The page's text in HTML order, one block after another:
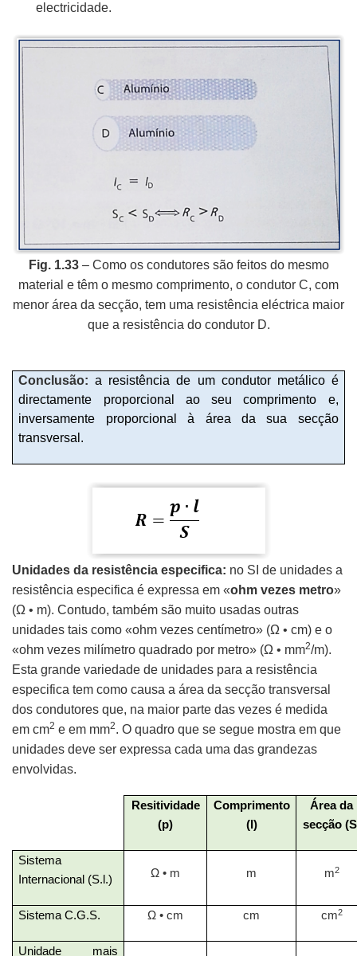
electricidade.
Fig. 1.33– Como os condutores são feitos do mesmo
material e têm o mesmo comprimento, o condutor C, com
menor área da secção, tem uma resistência eléctrica maior
que a resistência do condutor D.
Conclusão: a resistência de um condutor metálico é
directamente proporcional ao seu comprimento e,
inversamente proporcional à área da sua secção
transversal.
Unidades da resistência especifica: no SI de unidades a
resistência especifica é expressa em «ohm vezes metro»
(Ω • m). Contudo, também são muito usadas outras
unidades tais como «ohm vezes centímetro» (Ω • cm) e o
«ohm vezes milímetro quadrado por metro» (Ω • mm2/m).
Esta grande variedade de unidades para a resistência
especifica tem como causa a área da secção transversal
dos condutores que, na maior parte das vezes é medida
em cm2 e em mm2. O quadro que se segue mostra em que
unidades deve ser expressa cada uma das grandezas
envolvidas.
Resitividade
(p)
Comprimento
(l)
Área da
secção
Sistema
Internacional (S.l.)
Ω • m m m2
Sistema C.G.S. Ω • cm cm cm2
Unidade mais